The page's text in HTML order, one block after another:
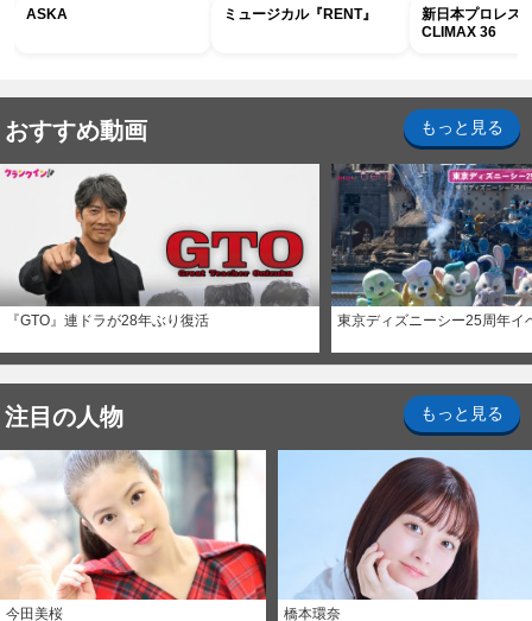
ASKA ミュージカル『RENT』
新日本プロレス
CLIMAX 36
おすすめ動画 もっと見る
『GTO』連ドラが28年ぶり復活 東京ディズニーシー25周年イ
注目の人物 もっと見る
今田美桜 橋本環奈